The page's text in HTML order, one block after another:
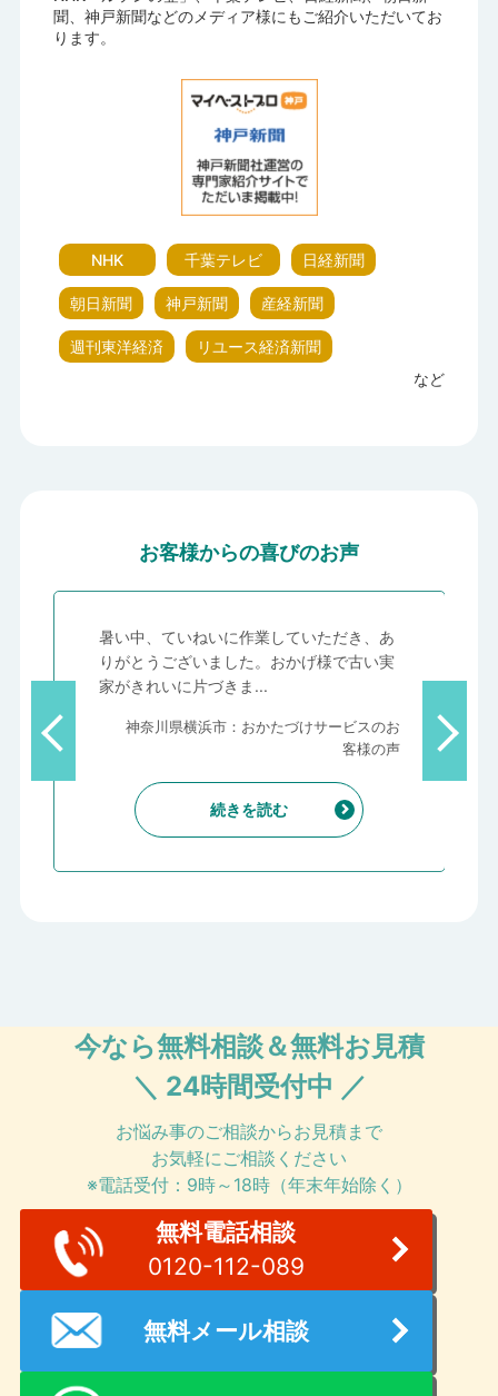
聞、神戸新聞などのメディア様にもご紹介いただいてお
ります。
NHK 千葉テレビ 日経新聞
朝日新聞 神戸新聞 産経新聞
週刊東洋経済
リユース経済新聞
など
お客様からの喜びのお声
暑い中、ていねいに作業していただき、あ
りがとうございました。おかげ様で古い実
家がきれいに片づきま...
神奈川県横浜市：おかたづけサービスのお
客様の声
続きを読む
今なら無料相談＆無料お見積
＼ 24時間受付中 ／
お悩み事のご相談からお見積まで
お気軽にご相談ください
※電話受付：9時～18時（年末年始除く）
無料電話相談
0120-112-089
無料メール相談